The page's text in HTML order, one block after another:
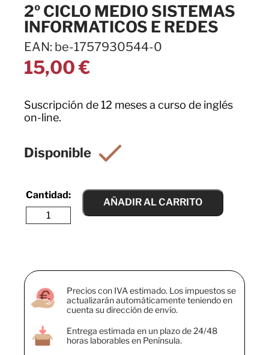
2º CICLO MEDIO SISTEMAS
INFORMATICOS E REDES
EAN: be-1757930544-0
15,00€
Suscripción de 12 meses a curso de inglés
on-line.
AÑADIR AL CARRITO
Precios con IVA estimado. Los impuestos se
actualizarán automáticamente teniendo en
cuenta su dirección de envío.
Entrega estimada en un plazo de 24/48
horas laborables en Península.